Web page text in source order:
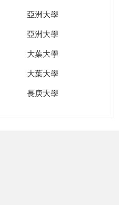
亞洲大學
亞洲大學
大葉大學
大葉大學
長庚大學